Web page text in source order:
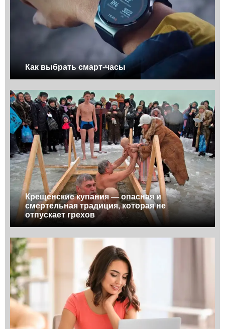
Как выбрать смарт-часы
Крещенские купания — опасная и
смертельная традиция, которая не
отпускает грехов